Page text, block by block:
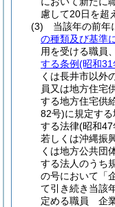
慮して20日を超
(3)
当該年の前年
の種類及び基準
用を受ける職員、
する条例(昭和31
くは長井市以外
員又は地方住宅
する地方住宅供
82号)に規定す
する法律(昭和47
若しくは沖縄振
くは地方公共団
する法人のうち
の号において「
て引き続き当該
定める職員 企